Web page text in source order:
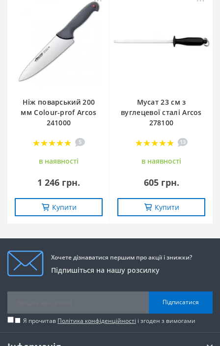
Ніж поварський 200
мм Сolour-prof Arcos
241000
5
в наявностi
1 246 грн.
Купити
Мусат 23 см з
вуглецевої сталі Arcos
278100
13
в наявностi
605 грн.
Купити
Хочете дізнаватися першим про акції і знижки?
Підпишіться на нашу розсилку
Підписатися
Я прочитав Політика конфіденційності і згоден з вимогами